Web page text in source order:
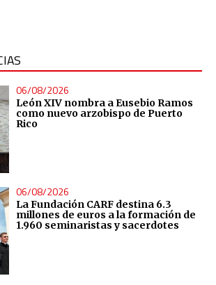
06/08/2026
León XIV nombra a Eusebio Ramos
como nuevo arzobispo de Puerto
Rico
06/08/2026
La Fundación CARF destina 6.3
millones de euros a la formación de
1.960 seminaristas y sacerdotes